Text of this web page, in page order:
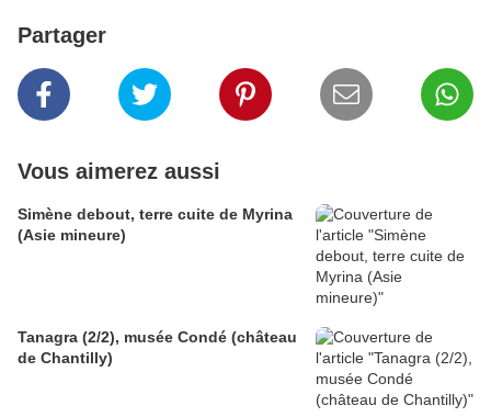
Partager
Vous aimerez aussi
Simène debout, terre cuite de Myrina
(Asie mineure)
Tanagra (2/2), musée Condé (château
de Chantilly)